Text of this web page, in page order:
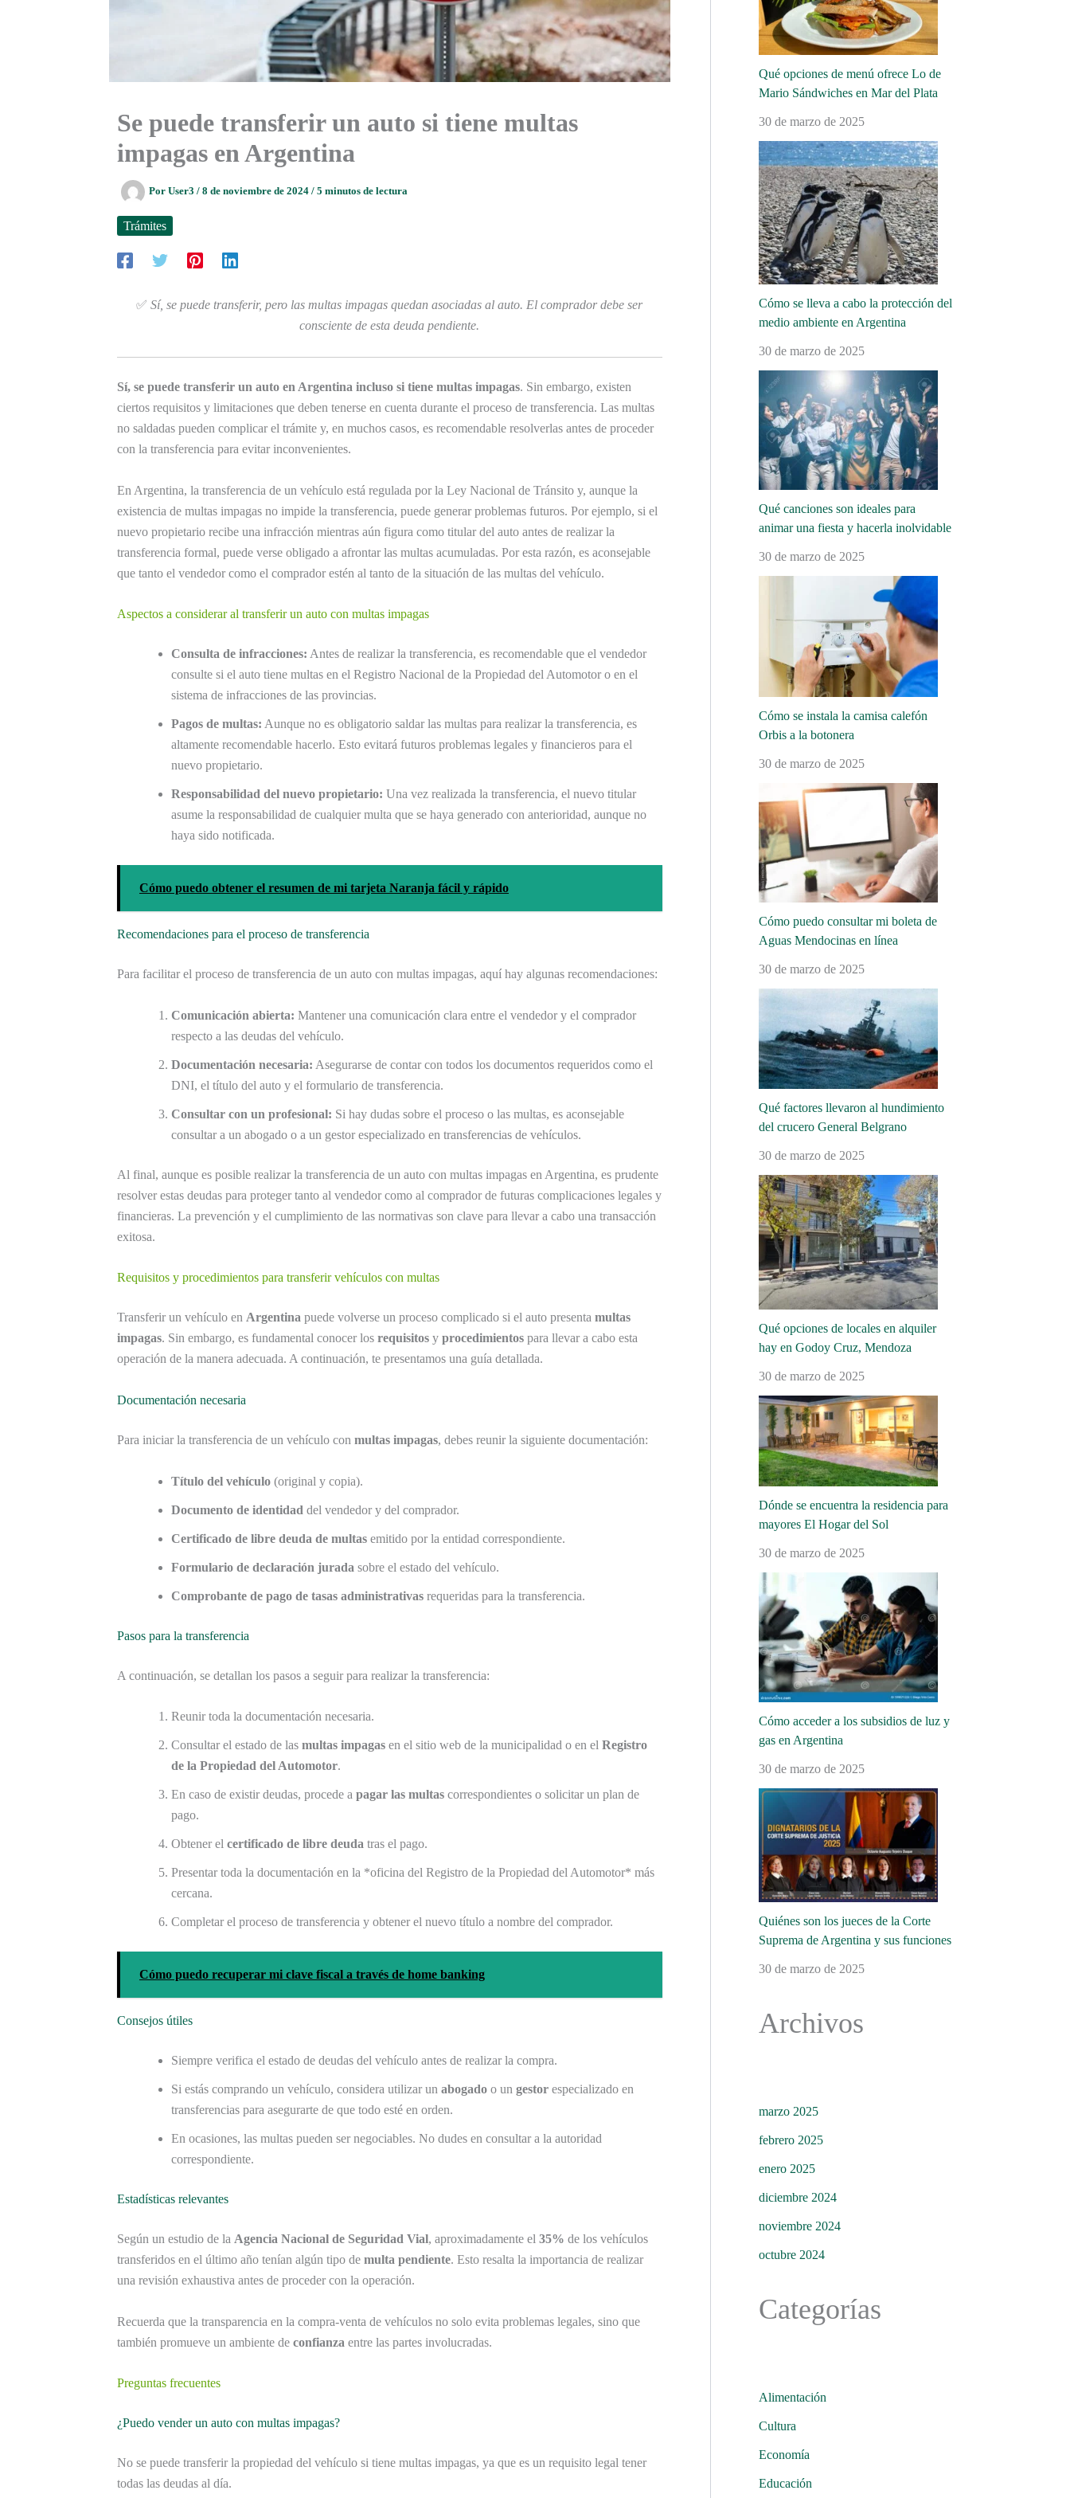
Se puede transferir un auto si tiene multas
impagas en Argentina
Por User3 / 8 de noviembre de 2024 / 5 minutos de lectura
Trámites
✅Sí, se puede transferir, pero las multas impagas quedan asociadas al auto. El comprador debe ser
consciente de esta deuda pendiente.
Sí, se puede transferir un auto en Argentina incluso si tiene multas impagas. Sin embargo, existen
ciertos requisitos y limitaciones que deben tenerse en cuenta durante el proceso de transferencia. Las multas
no saldadas pueden complicar el trámite y, en muchos casos, es recomendable resolverlas antes de proceder
con la transferencia para evitar inconvenientes.
En Argentina, la transferencia de un vehículo está regulada por la Ley Nacional de Tránsito y, aunque la
existencia de multas impagas no impide la transferencia, puede generar problemas futuros. Por ejemplo, si el
nuevo propietario recibe una infracción mientras aún figura como titular del auto antes de realizar la
transferencia formal, puede verse obligado a afrontar las multas acumuladas. Por esta razón, es aconsejable
que tanto el vendedor como el comprador estén al tanto de la situación de las multas del vehículo.
Aspectos a considerar al transferir un auto con multas impagas
Consulta de infracciones: Antes de realizar la transferencia, es recomendable que el vendedor
consulte si el auto tiene multas en el Registro Nacional de la Propiedad del Automotor o en el
sistema de infracciones de las provincias.
Pagos de multas: Aunque no es obligatorio saldar las multas para realizar la transferencia, es
altamente recomendable hacerlo. Esto evitará futuros problemas legales y financieros para el
nuevo propietario.
Responsabilidad del nuevo propietario: Una vez realizada la transferencia, el nuevo titular
asume la responsabilidad de cualquier multa que se haya generado con anterioridad, aunque no
haya sido notificada.
Cómo puedo obtener el resumen de mi tarjeta Naranja fácil y rápido
Recomendaciones para el proceso de transferencia
Para facilitar el proceso de transferencia de un auto con multas impagas, aquí hay algunas recomendaciones:
Comunicación abierta: Mantener una comunicación clara entre el vendedor y el comprador
respecto a las deudas del vehículo.
Documentación necesaria: Asegurarse de contar con todos los documentos requeridos como el
DNI, el título del auto y el formulario de transferencia.
Consultar con un profesional: Si hay dudas sobre el proceso o las multas, es aconsejable
consultar a un abogado o a un gestor especializado en transferencias de vehículos.
Al final, aunque es posible realizar la transferencia de un auto con multas impagas en Argentina, es prudente
resolver estas deudas para proteger tanto al vendedor como al comprador de futuras complicaciones legales y
financieras. La prevención y el cumplimiento de las normativas son clave para llevar a cabo una transacción
exitosa.
Requisitos y procedimientos para transferir vehículos con multas
Transferir un vehículo en Argentina puede volverse un proceso complicado si el auto presenta multas
impagas. Sin embargo, es fundamental conocer los requisitos y procedimientos para llevar a cabo esta
operación de la manera adecuada. A continuación, te presentamos una guía detallada.
Documentación necesaria
Para iniciar la transferencia de un vehículo con multas impagas, debes reunir la siguiente documentación:
Título del vehículo (original y copia).
Documento de identidad del vendedor y del comprador.
Certificado de libre deuda de multas emitido por la entidad correspondiente.
Formulario de declaración jurada sobre el estado del vehículo.
Comprobante de pago de tasas administrativas requeridas para la transferencia.
Pasos para la transferencia
A continuación, se detallan los pasos a seguir para realizar la transferencia:
Reunir toda la documentación necesaria.
Consultar el estado de las multas impagas en el sitio web de la municipalidad o en el Registro
de la Propiedad del Automotor.
En caso de existir deudas, procede a pagar las multas correspondientes o solicitar un plan de
pago.
Obtener el certificado de libre deuda tras el pago.
Presentar toda la documentación en la *oficina del Registro de la Propiedad del Automotor* más
cercana.
Completar el proceso de transferencia y obtener el nuevo título a nombre del comprador.
Cómo puedo recuperar mi clave fiscal a través de home banking
Consejos útiles
Siempre verifica el estado de deudas del vehículo antes de realizar la compra.
Si estás comprando un vehículo, considera utilizar un abogado o un gestor especializado en
transferencias para asegurarte de que todo esté en orden.
En ocasiones, las multas pueden ser negociables. No dudes en consultar a la autoridad
correspondiente.
Estadísticas relevantes
Según un estudio de la Agencia Nacional de Seguridad Vial, aproximadamente el 35% de los vehículos
transferidos en el último año tenían algún tipo de multa pendiente. Esto resalta la importancia de realizar
una revisión exhaustiva antes de proceder con la operación.
Recuerda que la transparencia en la compra-venta de vehículos no solo evita problemas legales, sino que
también promueve un ambiente de confianza entre las partes involucradas.
Preguntas frecuentes
¿Puedo vender un auto con multas impagas?
No se puede transferir la propiedad del vehículo si tiene multas impagas, ya que es un requisito legal tener
todas las deudas al día.
Qué opciones de menú ofrece Lo de
Mario Sándwiches en Mar del Plata
30 de marzo de 2025
Cómo se lleva a cabo la protección del
medio ambiente en Argentina
30 de marzo de 2025
Qué canciones son ideales para
animar una fiesta y hacerla inolvidable
30 de marzo de 2025
Cómo se instala la camisa calefón
Orbis a la botonera
30 de marzo de 2025
Cómo puedo consultar mi boleta de
Aguas Mendocinas en línea
30 de marzo de 2025
Qué factores llevaron al hundimiento
del crucero General Belgrano
30 de marzo de 2025
Qué opciones de locales en alquiler
hay en Godoy Cruz, Mendoza
30 de marzo de 2025
Dónde se encuentra la residencia para
mayores El Hogar del Sol
30 de marzo de 2025
Cómo acceder a los subsidios de luz y
gas en Argentina
30 de marzo de 2025
Quiénes son los jueces de la Corte
Suprema de Argentina y sus funciones
30 de marzo de 2025
Archivos
marzo 2025
febrero 2025
enero 2025
diciembre 2024
noviembre 2024
octubre 2024
Categorías
Alimentación
Cultura
Economía
Educación